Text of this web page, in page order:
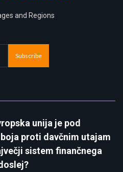
and Regions
Subscribe
unija je pod
proti davčnim utajam
sistem finančnega